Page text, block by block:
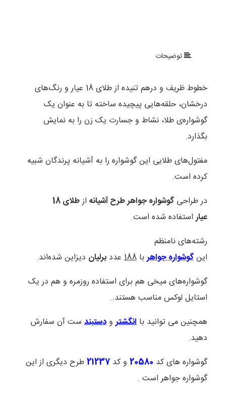
توضیحات
خطوط ظریف و درهم تنیده از طلای 18 عیار و رنگ‌‌های
درخشان‌، حلقه‌هایی پیچیده ساخته تا به عنوان یک
گوشواره‌ی طلا‌، نشاط و جسارت یک زن را به نمایش
بگذارد.
مفتول‌های طلایی این گوشواره را به آشیانه پرندگان شبیه
کرده است.
در طراحیگوشواره جواهر طرح آشیانه از
طلای 18
عیاراستفاده شده است.
رشته‌های نامنظم
این گوشواره جواهربا188عددبرلیان دیزاین شده‌اند.
گوشواره‌های میخی هم برای استفاده روزمره و هم در یک
استایل لوکس مناسب هستند..
همچنین می توانید باانگشترو دستبندست آن سفارش
دهید.
گوشواره های کد 20580 و کد21237طرح دیگری از این
گوشواره جواهر است .